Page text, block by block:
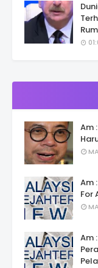
Am
Am
For
Am